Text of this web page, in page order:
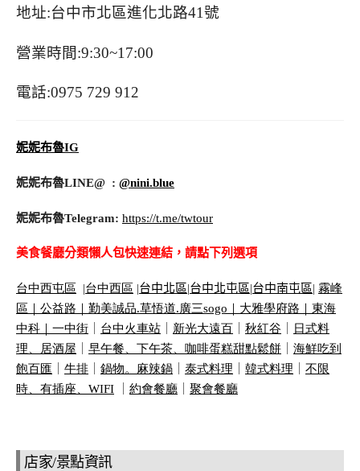
地址:台中市北區進化北路41號
營業時間:9:30~17:00
電話:0975 729 912
妮妮布魯IG
妮妮布魯LINE@ : @nini.blue
妮妮布魯Telegram: https://t.me/twtour
美食餐廳分類懶人包快速連結，請點下列選項
台中西屯區 |台中西區 |台中北區|台中北屯區|台中南屯區| 霧峰
區｜ 公益路｜ 勤美誠品.草悟道.廣三sogo 大雅學府路｜ 東海
中科｜ 一中街 台中火車站 新光大遠百 秋紅谷
日式料
理、居酒屋
早午餐、下午茶、咖啡蛋糕甜點鬆餅
海鮮吃到
飽百匯
牛排 鍋物。麻辣鍋 泰式料理 韓式料理
不限
時、有插座、 WIFI 約會餐廳 聚會餐廳
店家/景點資訊